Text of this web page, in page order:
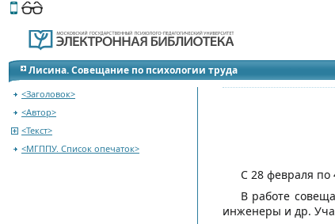
Этот сайт поддерживает
Лисина. Совещание по психологии труда
<Заголовок>
<Автор>
<Текст>
<МГППУ. Список опечаток>
С 28 февраля по
В работе
инженеры и др.